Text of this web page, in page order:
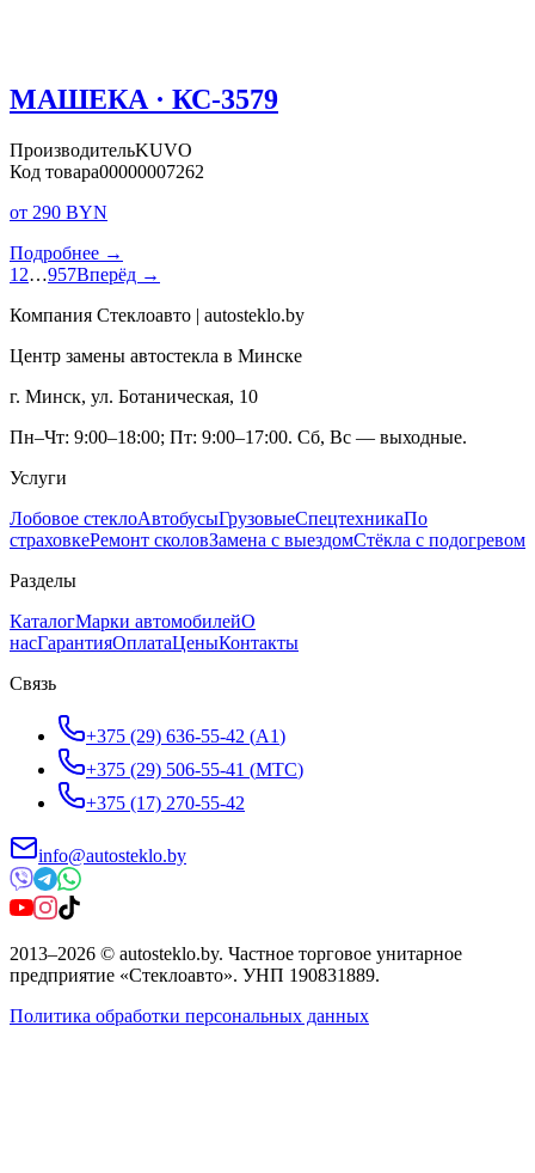
МАШЕКА · КС-3579
ПроизводительKUVO
Код товара00000007262
от 290 BYN
Подробнее →
1 2…957Вперёд →
Компания Стеклоавто | autosteklo.by
Центр замены автостекла в Минске
г. Минск, ул. Ботаническая, 10
Пн–Чт: 9:00–18:00; Пт: 9:00–17:00. Сб, Вс — выходные.
Услуги
Лобовое стеклоАвтобусыГрузовыеСпецтехникаПо
страховкеРемонт сколовЗамена с выездомСтёкла с подогревом
Разделы
КаталогМарки автомобилейО
насГарантияОплатаЦеныКонтакты
Связь
+375 (29) 636-55-42 (A1)
+375 (29) 506-55-41 (МТС)
+375 (17) 270-55-42
info@autosteklo.by
2013–2026 © autosteklo.by. Частное торговое унитарное
предприятие «Стеклоавто». УНП 190831889.
Политика обработки персональных данных